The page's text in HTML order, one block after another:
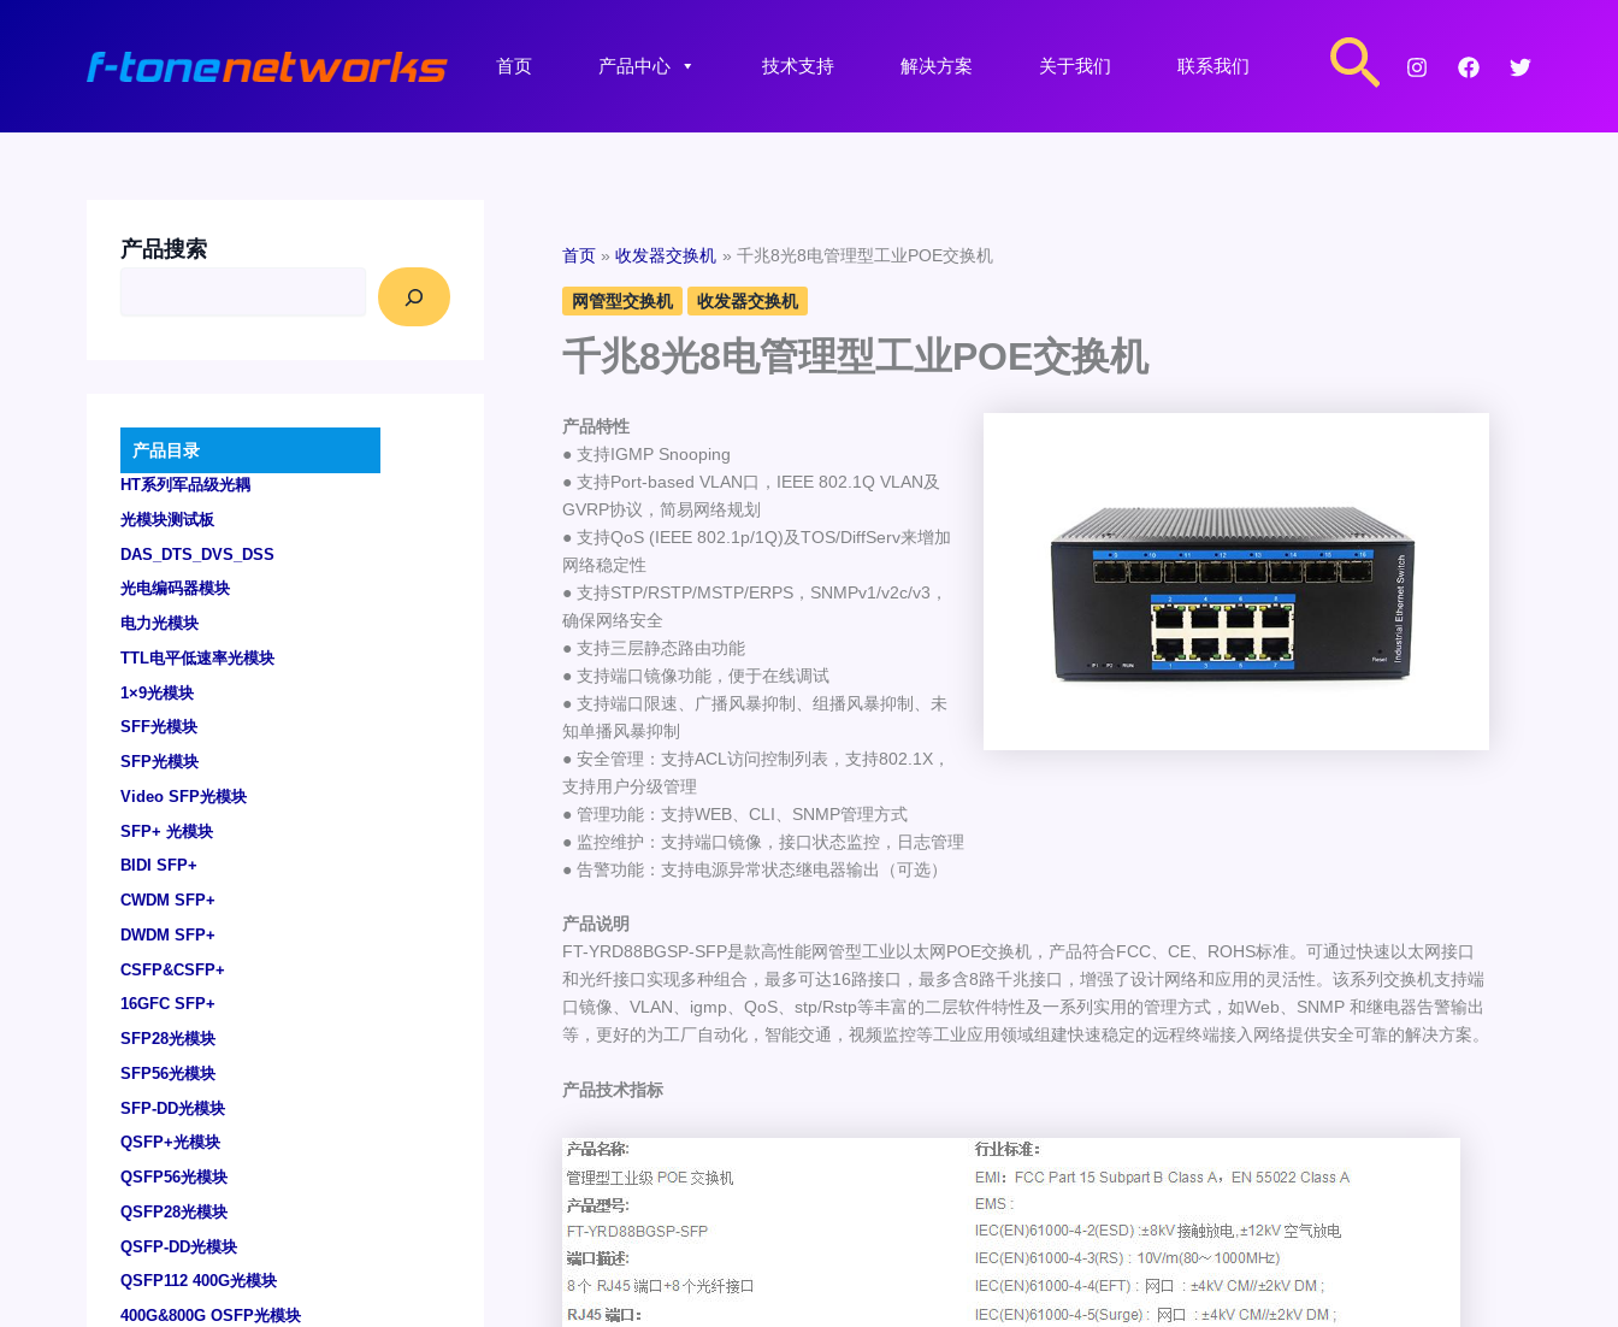
首页 产品中心 技术支持 解决方案 关于我们 联系我们
搜
索
产品搜索
产品目录
HT系列军品级光耦
光模块测试板
DAS_DTS_DVS_DSS
光电编码器模块
电力光模块
TTL电平低速率光模块
1×9光模块
SFF光模块
SFP光模块
Video SFP光模块
SFP+ 光模块
BIDI SFP+
CWDM SFP+
DWDM SFP+
CSFP&CSFP+
16GFC SFP+
SFP28光模块
SFP56光模块
SFP-DD光模块
QSFP+光模块
QSFP56光模块
QSFP28光模块
QSFP-DD光模块
QSFP112 400G光模块
400G&800G OSFP光模块
首页 收发器交换机 千兆8光8电管理型工业POE交换机
网管型交换机 收发器交换机
千兆8光8电管理型工业POE交换机
产品特性
● 支持IGMP Snooping
● 支持Port-based VLAN口，IEEE 802.1Q VLAN及
GVRP协议，简易网络规划
● 支持QoS (IEEE 802.1p/1Q)及TOS/DiffServ来增加
网络稳定性
● 支持STP/RSTP/MSTP/ERPS，SNMPv1/v2c/v3，
确保网络安全
● 支持三层静态路由功能
● 支持端口镜像功能，便于在线调试
● 支持端口限速、广播风暴抑制、组播风暴抑制、未
知单播风暴抑制
● 安全管理：支持ACL访问控制列表，支持802.1X，
支持用户分级管理
● 管理功能：支持WEB、CLI、SNMP管理方式
● 监控维护：支持端口镜像，接口状态监控，日志管理
● 告警功能：支持电源异常状态继电器输出（可选）
产品说明
FT-YRD88BGSP-SFP是款高性能网管型工业以太网POE交换机，产品符合FCC、CE、ROHS标准。可通过快速以太网接口
和光纤接口实现多种组合，最多可达16路接口，最多含8路千兆接口，增强了设计网络和应用的灵活性。该系列交换机支持端
口镜像、VLAN、igmp、QoS、stp/Rstp等丰富的二层软件特性及一系列实用的管理方式，如Web、SNMP 和继电器告警输出
等，更好的为工厂自动化，智能交通，视频监控等工业应用领域组建快速稳定的远程终端接入网络提供安全可靠的解决方案。
产品技术指标